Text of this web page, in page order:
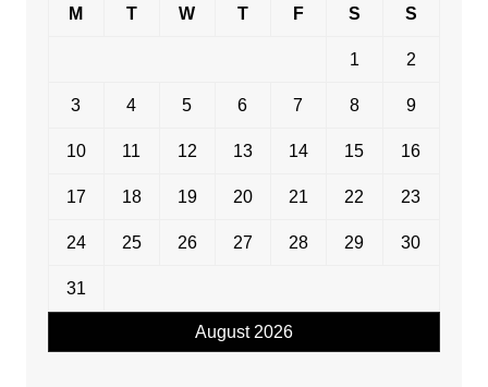
August 2026
M T W T F S S
1 2
3 4 5 6 7 8 9
10 11 12 13 14 15 16
17 18 19 20 21 22 23
24 25 26 27 28 29 30
31